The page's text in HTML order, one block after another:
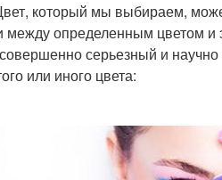
который мы выбираем,
между определенным цветом
серьезный и
или иного цвета: